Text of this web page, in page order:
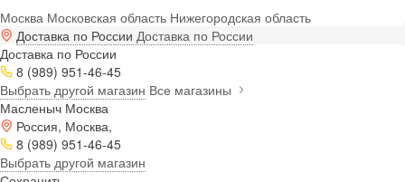
Москва Московская область Нижегородская область
Доставка по России Доставка по России
Доставка по России
8 (989) 951-46-45
Выбрать другой магазин Все магазины
Масленыч Москва
Россия, Москва,
8 (989) 951-46-45
Выбрать другой магазин